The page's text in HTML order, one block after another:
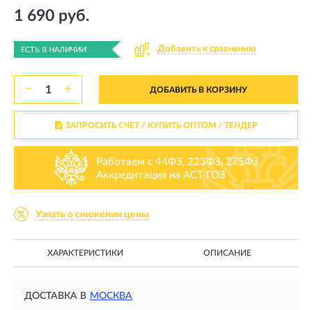
1 690 руб.
ЕСТЬ В НАЛИЧИИ Добавить к сравнению
− + ДОБАВИТЬ В КОРЗИНУ
ЗАПРОСИТЬ СЧЕТ / КУПИТЬ ОПТОМ/ ТЕНДЕР
Работаем с 44ФЗ, 223ФЗ, 275ФЗ
Аккредитация на АСТ ГОЗ
Узнать о снижении цены
ХАРАКТЕРИСТИКИ ОПИСАНИЕ
ДОСТАВКА В МОСКВА